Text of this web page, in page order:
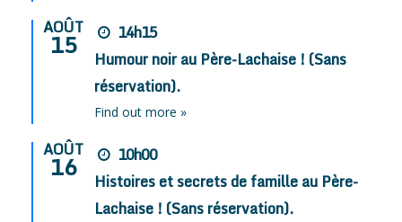
AOÛT
15
14h15
Humour noir au Père-Lachaise ! (Sans
réservation).
Find out more »
AOÛT
16
10h00
Histoires et secrets de famille au Père-
Lachaise ! (Sans réservation).